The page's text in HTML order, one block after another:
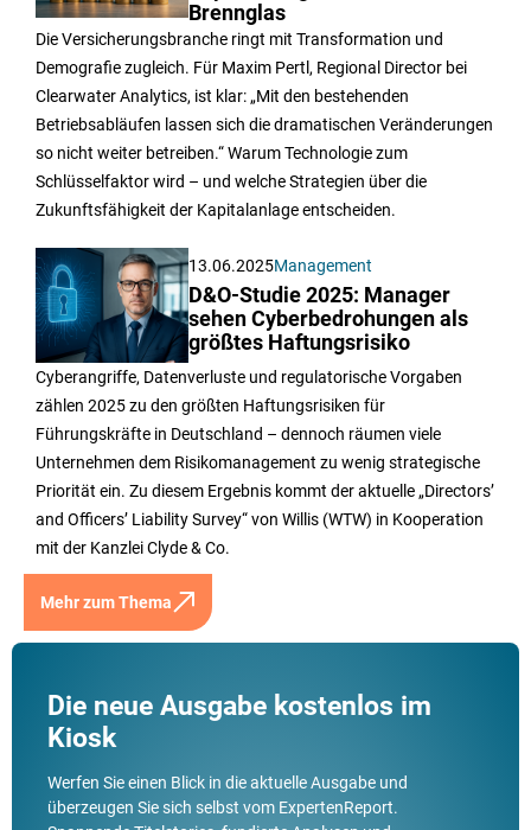
Brennglas
Die Versicherungsbranche ringt mit Transformation und
Demografie zugleich. Für Maxim Pertl, Regional Director bei
Clearwater Analytics, ist klar: „Mit den bestehenden
Betriebsabläufen lassen sich die dramatischen Veränderungen
so nicht weiter betreiben.“ Warum Technologie zum
Schlüsselfaktor wird – und welche Strategien über die
Zukunftsfähigkeit der Kapitalanlage entscheiden.
13.06.2025Management
D&O-Studie 2025: Manager
sehen Cyberbedrohungen als
größtes Haftungsrisiko
Cyberangriffe, Datenverluste und regulatorische Vorgaben
zählen 2025 zu den größten Haftungsrisiken für
Führungskräfte in Deutschland – dennoch räumen viele
Unternehmen dem Risikomanagement zu wenig strategische
Priorität ein. Zu diesem Ergebnis kommt der aktuelle „Directors’
and Officers’ Liability Survey“ von Willis (WTW) in Kooperation
mit der Kanzlei Clyde & Co.
Mehr zum Thema
Die neue Ausgabe kostenlos im
Kiosk
Werfen Sie einen Blick in die aktuelle Ausgabe und
überzeugen Sie sich selbst vom ExpertenReport.